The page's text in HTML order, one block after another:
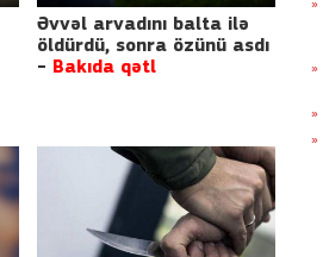
Əvvəl arvadını balta ilə
öldürdü, sonra özünü asdı
- Bakıda qətl